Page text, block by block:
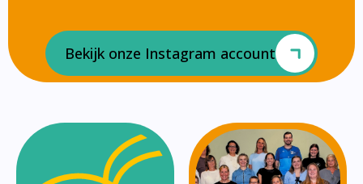
Bekijk onze Instagram account